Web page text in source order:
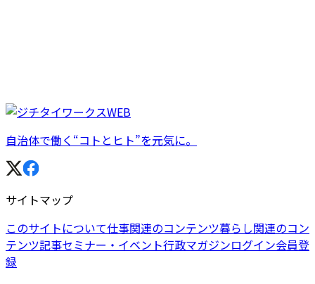
自治体で働く“コトとヒト”を元気に。
サイトマップ
このサイトについて仕事関連のコンテンツ暮らし関連のコン
テンツ記事セミナー・イベント行政マガジンログイン会員登
録